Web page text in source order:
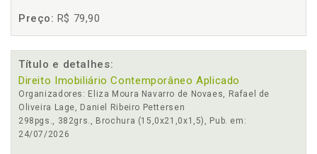
Preço: R$ 79,90
Título e detalhes:
Direito Imobiliário Contemporâneo Aplicado
Organizadores: Eliza Moura Navarro de Novaes, Rafael de
Oliveira Lage, Daniel Ribeiro Pettersen
298pgs., 382grs., Brochura (15,0x21,0x1,5), Pub. em:
24/07/2026